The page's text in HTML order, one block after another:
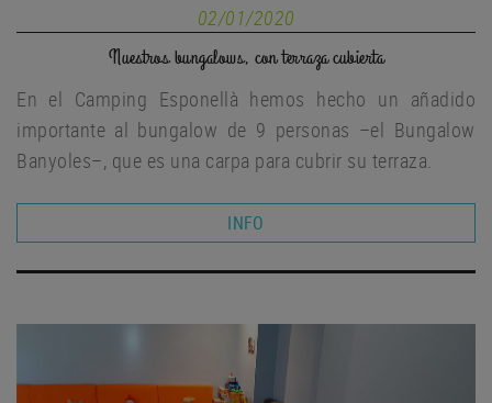
02/01/2020
Nuestros bungalows, con terraza cubierta
En el Camping Esponellà hemos hecho un añadido
importante al bungalow de 9 personas –el Bungalow
Banyoles–, que es una carpa para cubrir su terraza.
INFO